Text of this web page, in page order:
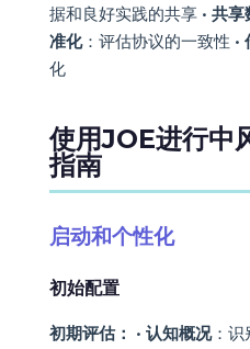
据和良好实践的共享 • 共享
准化：评估协议的一致性 •
化
使用JOE进行中
指南
启动和个性化
初始配置
初期评估： • 认知概况：识